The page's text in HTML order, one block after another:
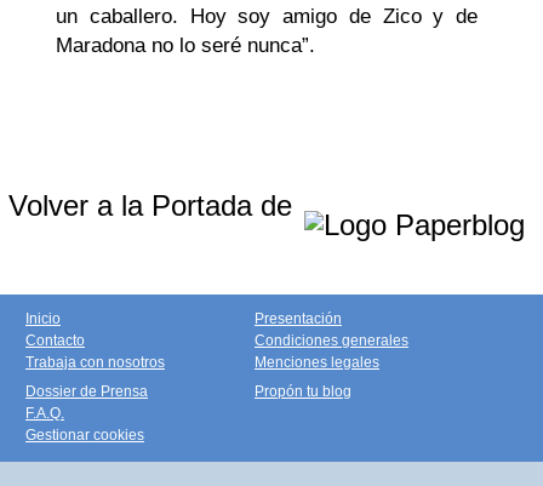
un caballero. Hoy soy amigo de Zico y de
Maradona no lo seré nunca”.
Volver a la Portada de
Inicio
Contacto
Trabaja con nosotros
Presentación
Condiciones generales
Menciones legales
Dossier de Prensa
F.A.Q.
Gestionar cookies
Propón tu blog